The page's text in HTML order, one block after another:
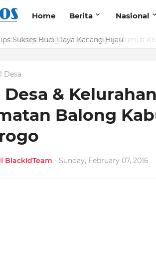
Home Berita Nasional
Sukses Budi Daya Kacang Hijau
Desa
&
Balong
BlackIdTeam - Sunday, February 07, 2016